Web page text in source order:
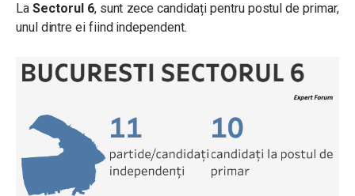
LaSectorul 6, sunt zece candidați pentru postul de primar,
unul dintre ei fiind independent.